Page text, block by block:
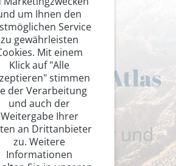
Atlas/Hoher Atlas
im
Hohen Atlas
und
in karger und
um Ihnen den
Service
zu gewährleisten
Mit einem
Klick auf "Alle
stimmen
der Verarbeitung
und auch der
Weitergabe Ihrer
an Drittanbieter
zu. Weitere
Informationen